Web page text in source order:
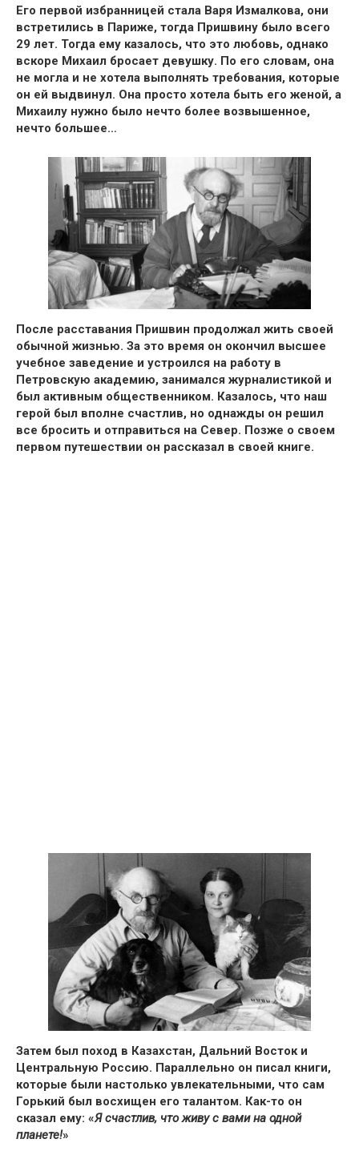
Его первой избранницей стала Варя Измалкова, они
встретились в Париже, тогда Пришвину было всего
29 лет. Тогда ему казалось, что это любовь, однако
вскоре Михаил бросает девушку. По его словам, она
не могла и не хотела выполнять требования, которые
он ей выдвинул. Она просто хотела быть его женой, а
Михаилу нужно было нечто более возвышенное,
нечто большее…
После расставания Пришвин продолжал жить своей
обычной жизнью. За это время он окончил высшее
учебное заведение и устроился на работу в
Петровскую академию, занимался журналистикой и
был активным общественником. Казалось, что наш
герой был вполне счастлив, но однажды он решил
все бросить и отправиться на Север. Позже о своем
первом путешествии он рассказал в своей книге.
Затем был поход в Казахстан, Дальний Восток и
Центральную Россию. Параллельно он писал книги,
которые были настолько увлекательными, что сам
Горький был восхищен его талантом. Как-то он
сказал ему: «Я счастлив, что живу с вами на одной
планете!»